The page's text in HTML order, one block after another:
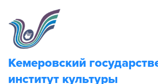
Кемеровский
институт культуры